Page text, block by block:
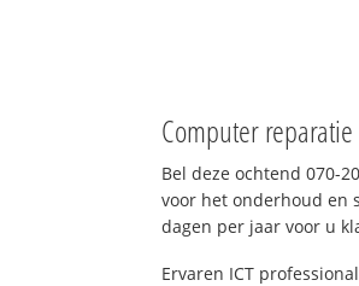
Computer reparatie
Bel deze ochtend 070-
voor het onderhoud en
dagen per jaar voor u
Ervaren ICT